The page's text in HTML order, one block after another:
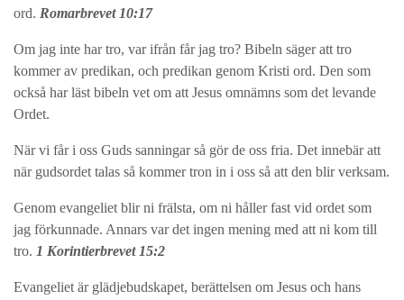
ord. Romarbrevet 10:17
Om jag inte har tro, var ifrån får jag tro? Bibeln säger att tro
kommer av predikan, och predikan genom Kristi ord. Den som
också har läst bibeln vet om att Jesus omnämns som det levande
Ordet.
När vi får i oss Guds sanningar så gör de oss fria. Det innebär att
när gudsordet talas så kommer tron in i oss så att den blir verksam.
Genom evangeliet blir ni frälsta, om ni håller fast vid ordet som
jag förkunnade. Annars var det ingen mening med att ni kom till
tro. 1 Korintierbrevet 15:2
Evangeliet är glädjebudskapet, berättelsen om Jesus och hans